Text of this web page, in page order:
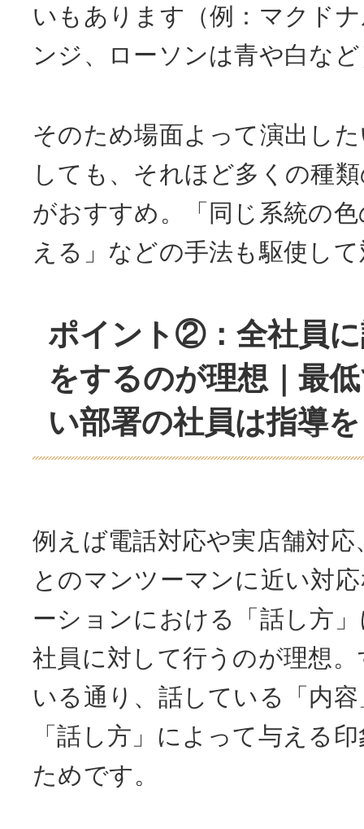
いもあります（例：マクド
ンジ、ローソンは青や白な
そのため場面よって演出し
しても、それほど多くの種
がおすすめ。「同じ系統の
える」などの手法も駆使し
ポイント②：全社員
をするのが理想｜最
い部署の社員は指導を
例えば電話対応や実店舗対
とのマンツーマンに近い対
ーションにおける「話し方
社員に対して行うのが理想
いる通り、話している「内
「話し方」によって与える
ためです。